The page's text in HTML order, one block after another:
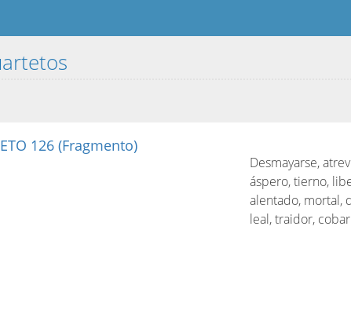
126 (Fragmento)
Desmayarse,
áspero, tierno,
alentado, mortal,
leal, traidor,